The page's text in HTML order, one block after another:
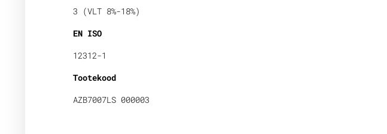
3 (VLT 8%-18%)
EN ISO
12312-1
Tootekood
AZB7007LS 000003